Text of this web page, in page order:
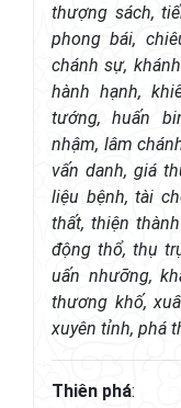
thượng sách,
phong bái,
chánh sự,
hành hạnh,
tướng, huấn
nhậm, lâm
vấn danh, giá
liệu bệnh, tài
thất, thiện
động thổ, thụ
uấn nhưỡng,
thương khố,
xuyên tỉnh, phá
Thiên phá: